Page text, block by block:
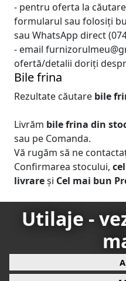
- pentru oferta la
formularul sau folosiți
sau WhatsApp direct
- email
ofertă/detalii doriți
Bile frina
Rezultate căutare bile
Livrăm bile frina din
sau pe Comanda.
Vă rugăm să ne
Confirmarea stocului,
livrareși Cel mai bun
Utilaje -